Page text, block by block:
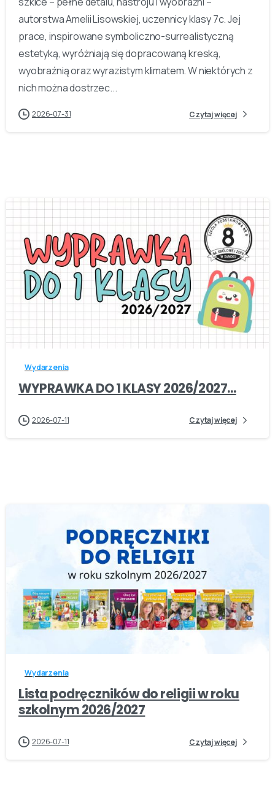
autorstwa Amelii Lisowskiej, uczennicy klasy 7c. Jej
prace, inspirowane symboliczno-surrealistyczną
estetyką, wyróżniają się dopracowaną kreską,
wyobraźnią oraz wyrazistym klimatem. W niektórych z
nich można dostrzec...
2026-07-31 Czytaj więcej
-
Wydarzenia
WYPRAWKA DO 1 KLASY 2026/2027…
2026-07-11 Czytaj więcej
-
Wydarzenia
Lista podręczników do religii w roku
szkolnym 2026/2027
2026-07-11 Czytaj więcej